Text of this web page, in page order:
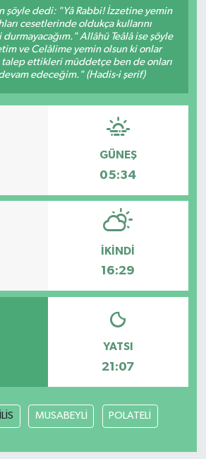
şöyle dedi: "Yâ Rabbi! İzzetine yemin
cesetlerinde oldukça kullarını
durmayacağım." Allâhü Teâlâ ise şöyle
ve Celâlime yemin olsun ki onlar
ettikleri müddetçe ben de onları
edeceğim." (Hadis-i şerif)
GÜNEŞ
05:34
İKINDI
16:29
YATSI
21:07
MUSABEYLİ POLATELİ